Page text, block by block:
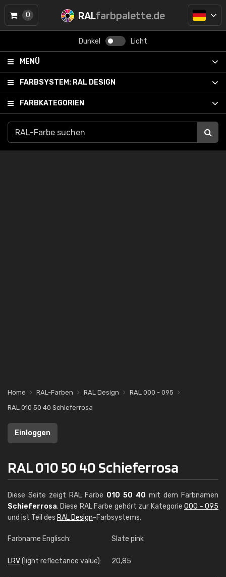
RALfarbpalette.de
Dunkel Licht
MENÜ
FARBSYSTEM: RAL DESIGN
FARBKATEGORIEN
0
Home RAL-Farben RAL Design
RAL 000 - 095
RAL 010 50 40 Schieferrosa
Einloggen
RAL 010 50 40 Schieferrosa
Diese Seite zeigt RAL Farbe 010 50 40 mit dem Farbnamen
Schieferrosa. Diese RAL Farbe gehört zur Kategorie000 - 095
und ist Teil des RAL Design-Farbsystems.
Farbname Englisch: Slate pink
LRV(light reflectance value): 20,85